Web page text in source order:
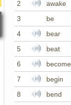
2
awake
3
be
4
bear
5
beat
6
become
7
begin
8
bend